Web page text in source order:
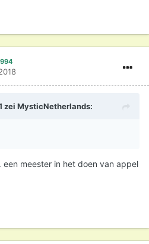
994
zei MysticNetherlands:
meester in het doen van appel